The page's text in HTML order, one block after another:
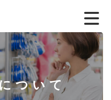
ついて